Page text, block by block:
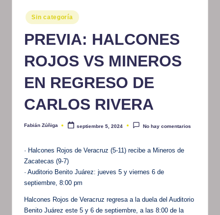
m
at
iv
o
Publicado
en
Sin categoría
PREVIA: HALCONES
ROJOS VS MINEROS
EN REGRESO DE
CARLOS RIVERA
Publicado
Fabián Zúñiga septiembre 5, 2024 No hay comentarios
· Halcones Rojos de Veracruz (5-11) recibe a Mineros de
Zacatecas (9-7)
· Auditorio Benito Juárez: jueves 5 y viernes 6 de
septiembre, 8:00 pm
Halcones Rojos de Veracruz regresa a la duela del Auditorio
Benito Juárez este 5 y 6 de septiembre, a las 8:00 de la